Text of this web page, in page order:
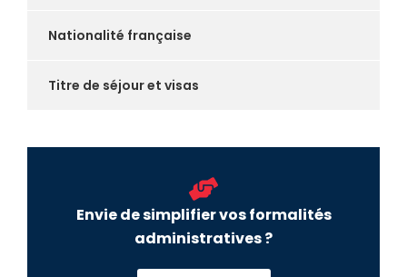
Nationalité française
Titre de séjour et visas
Envie de simplifier vos formalités
administratives ?